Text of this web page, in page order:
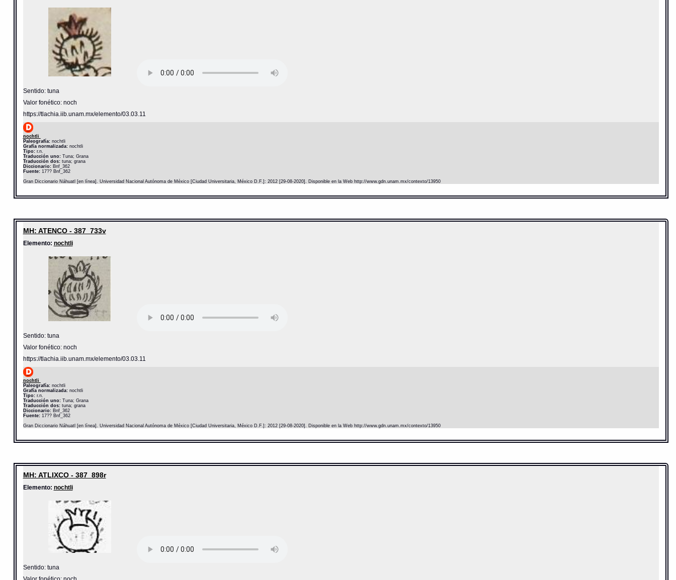
Sentido: tuna
Valor fonético: noch
https://tlachia.iib.unam.mx/elemento/03.03.11
nochtli
Paleografía:nochtli
Grafía normalizada:nochtli
Tipo:r.n.
Traducción uno:Tuna; Grana
Traducción dos:tuna; grana
Diccionario: Bnf_362
Fuente:17?? Bnf_362
Gran Diccionario Náhuatl [en línea]. Universidad Nacional Autónoma de México [Ciudad Universitaria, México D.F.]: 2012 [29-08-2020]. Disponible en la Web http://www.gdn.unam.mx/contexto/13950
MH: ATENCO - 387_733v
Elemento: nochtli
Sentido: tuna
Valor fonético: noch
https://tlachia.iib.unam.mx/elemento/03.03.11
nochtli
Paleografía:nochtli
Grafía normalizada:nochtli
Tipo:r.n.
Traducción uno:Tuna; Grana
Traducción dos:tuna; grana
Diccionario: Bnf_362
Fuente:17?? Bnf_362
Gran Diccionario Náhuatl [en línea]. Universidad Nacional Autónoma de México [Ciudad Universitaria, México D.F.]: 2012 [29-08-2020]. Disponible en la Web http://www.gdn.unam.mx/contexto/13950
MH: ATLIXCO - 387_898r
Elemento: nochtli
Sentido: tuna
Valor fonético: noch